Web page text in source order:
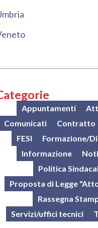
Appuntamenti
Comunicati
Contratto
FESI
Formazione/
Informazione
Politica
Proposta di Legge
Rassegna
Servizi/uffici tecnici